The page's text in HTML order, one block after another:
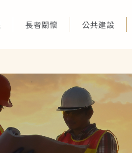
長者關懷 公共建設